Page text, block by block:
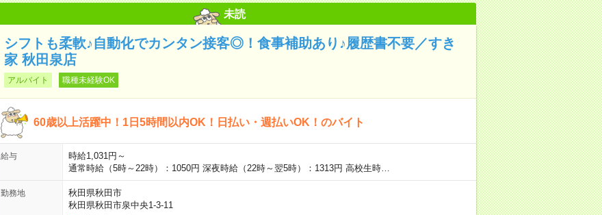
未読
シフトも柔軟♪自動化でカンタン接客◎！食事補助あり♪履歴書不要／すき
家 秋田泉店
アルバイト 職種未経験OK
60歳以上活躍中！1日5時間以内OK！日払い・週払いOK！のバイト
給与
時給1,031円～
通常時給（5時～22時）：1050円 深夜時給（22時～翌5時）：1313円 高校生時…
勤務地
秋田県秋田市
秋田県秋田市泉中央1-3-11